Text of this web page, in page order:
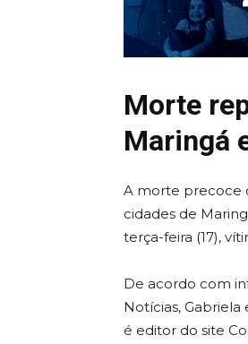
Morte
Maringá
A morte precoce
cidades de
terça-feira (17),
De acordo com
Notícias,
é editor do site